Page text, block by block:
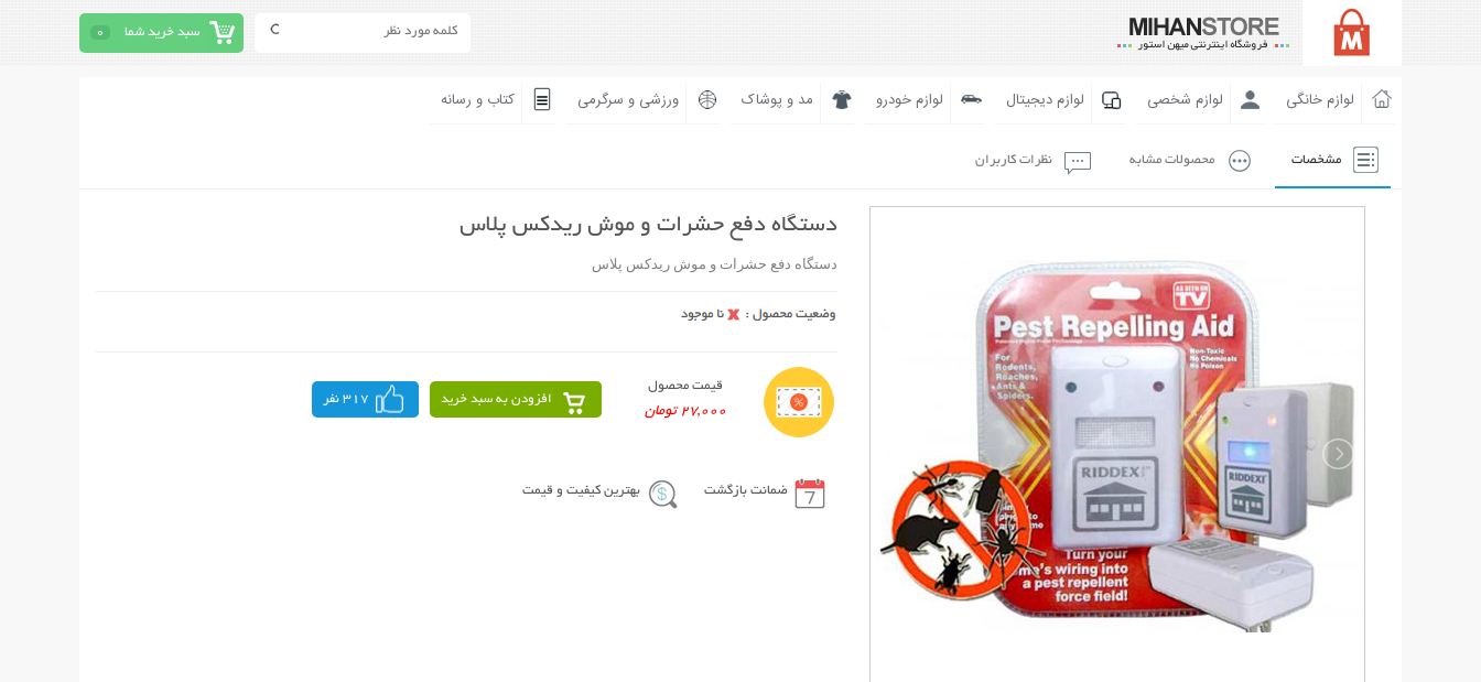
سبد خرید شما 0
لوازم خانگی لوازم شخصی لوازم دیجیتال لوازم خودرو مد و پوشاک ورزشی و سرگرمی کتاب و رسانه
مشخصات محصولات مشابه نظرات کاربران
دستگاه دفع حشرات و موش ریدکس پلاس
دستگاه دفع حشرات و موش ریدکس پلاس
قیمت محصول
27,000 تومان
افزودن به سبد خرید 317 نفر
ضمانت بازگشت بهترین کیفیت و قیمت